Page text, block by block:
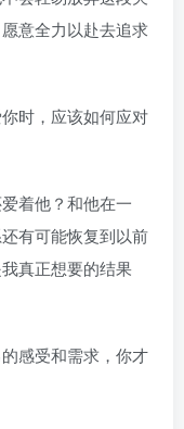
意全力以赴去追求
时，应该如何应对
着他？和他在一
有可能恢复到以前
真正想要的结果
感受和需求，你才